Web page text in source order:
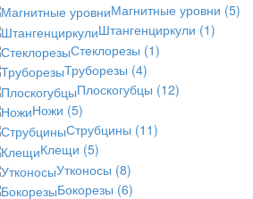
Магнитные уровни (5)
Штангенциркули (1)
Стеклорезы (1)
Труборезы (4)
Плоскогубцы (12)
Ножи (5)
Струбцины (11)
Клещи (5)
Утконосы (8)
Бокорезы (6)